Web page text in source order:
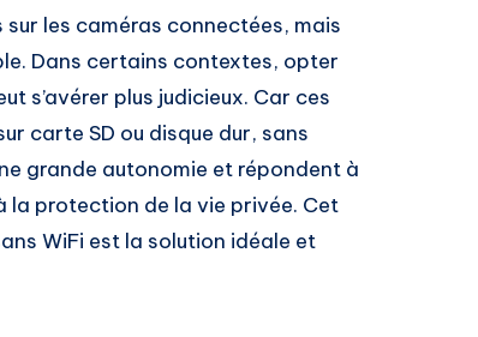
les caméras connectées, mais
Dans certains contextes, opter
s’avérer plus judicieux. Car ces
carte SD ou disque dur, sans
grande autonomie et répondent à
la protection de la vie privée. Cet
WiFi est la solution idéale et